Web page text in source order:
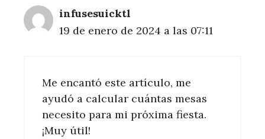
infusesuicktl
19 de enero de 2024 a las 07:11
Me encantó este artículo, me
ayudó a calcular cuántas mesas
necesito para mi próxima fiesta.
¡Muy útil!